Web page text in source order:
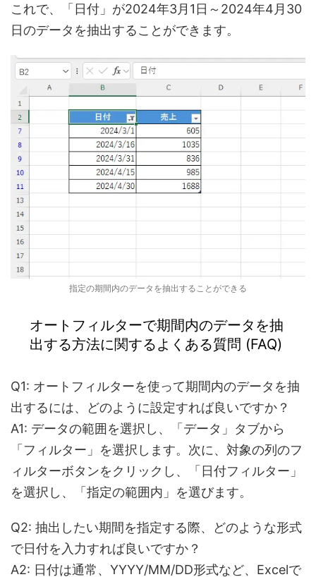
これで、「日付」が2024年3月1日～2024年4月30
日のデータを抽出することができます。
指定の期間内のデータを抽出することができる
オートフィルターで期間内のデータを抽
出する方法に関するよくある質問 (FAQ)
Q1: オートフィルターを使って期間内のデータを抽
出するには、どのように設定すれば良いですか？
A1: データの範囲を選択し、「データ」タブから
「フィルター」を選択します。次に、対象の列のフ
ィルターボタンをクリックし、「日付フィルター」
を選択し、「指定の範囲内」を選びます。
Q2: 抽出したい期間を指定する際、どのような形式
で日付を入力すれば良いですか？
A2: 日付は通常、YYYY/MM/DD形式など、Excelで